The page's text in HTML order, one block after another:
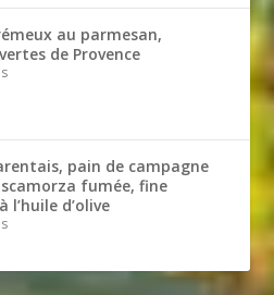
au parmesan,
de Provence
pain de campagne
fumée, fine
l’huile d’olive